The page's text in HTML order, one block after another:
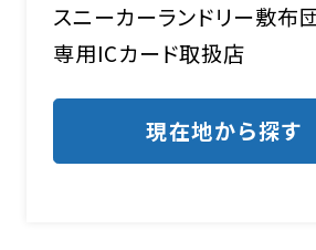
FCオー
スニーカーランドリー敷布
専用ICカード取扱店